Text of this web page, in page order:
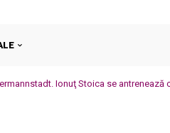
Ionuţ Stoica se antrenează